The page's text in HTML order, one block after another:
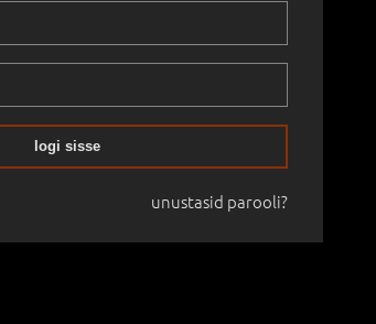
logi sisse
unustasid parooli?
× 38.8 cmRaamitud
16. mai 18:0016.05.2022